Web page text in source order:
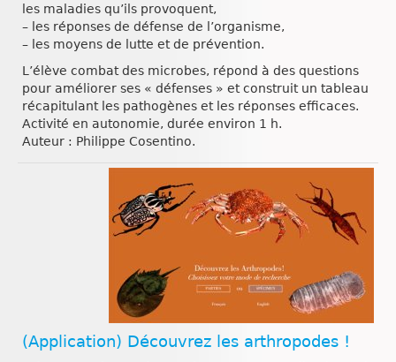
les maladies qu’ils provoquent,
– les réponses de défense de l’organisme,
– les moyens de lutte et de prévention.
L’élève combat des microbes, répond à des questions
pour améliorer ses « défenses » et construit un tableau
récapitulant les pathogènes et les réponses efficaces.
Activité en autonomie, durée environ 1 h.
Auteur : Philippe Cosentino.
(Application) Découvrez les arthropodes !